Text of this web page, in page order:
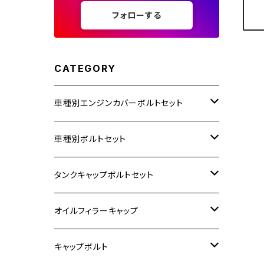
フォローする
CATEGORY
車種別エンジンカバーボルトセット
ホンダ【ステンレス】
400X
6V モンキー
カワサキ【ステンレス】
BALIUS
BALIUS-Ⅱ
ヤマハ【ステンレス】
MT-03
スズキ【ステンレス】
車種別ボルトセット
KAWASAKI
Z900RS/Z900RS CAFE
Z900RS SE
HONDA
CB1300SF/CB1300SB
SUZUKI
タンクキャップボルトセット
カワサキ
ホンダ
オイルフィラーキャップ
M20 P1.5
キャップボルト